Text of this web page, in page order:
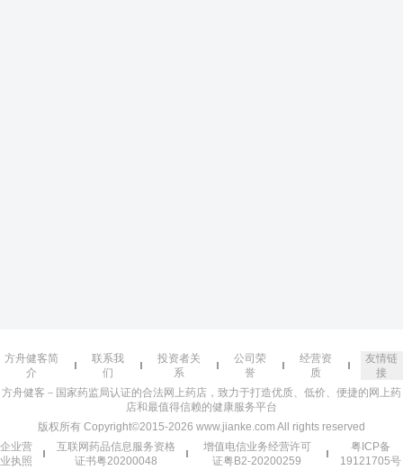
方舟健客简
介
联系我
们
投资者关
系
公司荣
誉
经营资
质
友情链
接
方舟健客－国家药监局认证的合法网上药店，致力于打造优质、低价、便捷的网上药
店和最值得信赖的健康服务平台
版权所有 Copyright©2015-2026 www.jianke.com All rights reserved
企业营
业执照
互联网药品信息服务资格
证书粤20200048
增值电信业务经营许可
证粤B2-20200259
粤ICP备
19121705号